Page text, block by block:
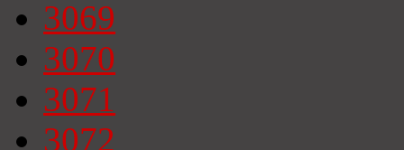
3069
3070
3071
3072